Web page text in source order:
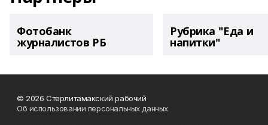
Фотобанк
журналистов РБ
Рубрика "Еда и
напитки"
© 2026 Стерлитамакский рабочий
Об использовании персональных данных